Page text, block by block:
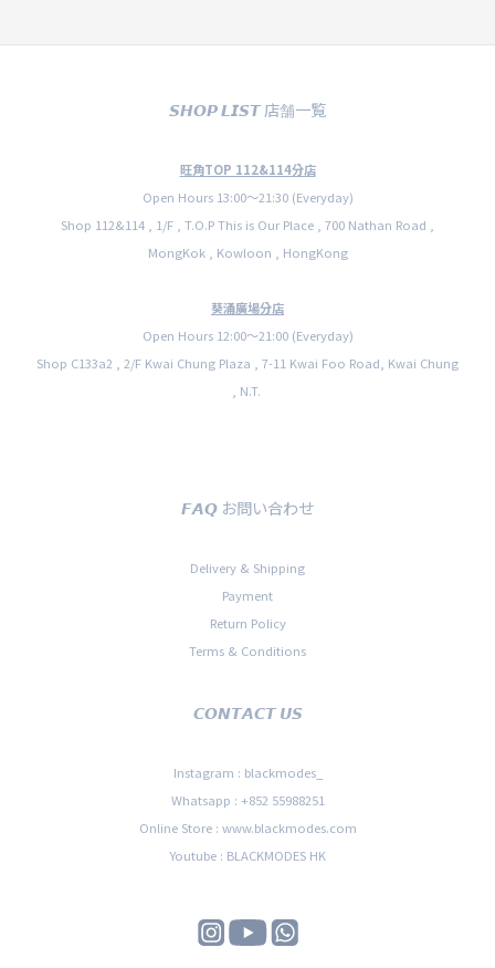
𝙎𝙃𝙊𝙋 𝙇𝙄𝙎𝙏 店舗一覧
旺角TOP 112&114分店
Open Hours 13:00〜21:30 (Everyday)
Shop 112&114 , 1/F , T.O.P This is Our Place , 700 Nathan Road ,
MongKok , Kowloon , HongKong
葵涌廣場分店
Open Hours 12:00〜21:00 (Everyday)
Shop C133a2 , 2/F Kwai Chung Plaza , 7-11 Kwai Foo Road, Kwai Chung
, N.T.
𝙁𝘼𝙌 お問い合わせ
Delivery & Shipping
Payment
Return Policy
Terms & Conditions
𝘾𝙊𝙉𝙏𝘼𝘾𝙏 𝙐𝙎
Instagram : blackmodes_
Whatsapp : +852 55988251
Online Store : www.blackmodes.com
Youtube : BLACKMODES HK